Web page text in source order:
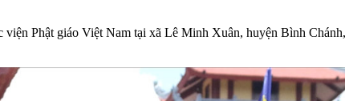
Phật giáo Việt Nam tại xã Lê Minh Xuân, huyện Bình